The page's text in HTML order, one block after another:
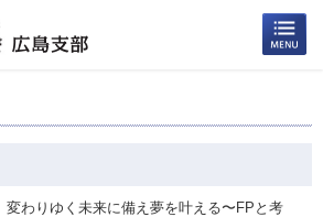
わりゆく未来に備え夢を叶える〜FPと考